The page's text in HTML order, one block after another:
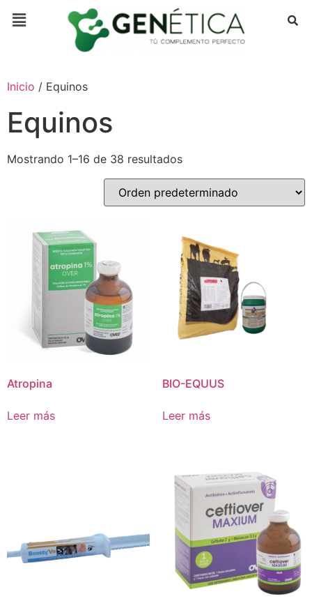
Inicio / Equinos
Equinos
Mostrando 1–16 de 38 resultados
Atropina
Leer más
BIO-EQUUS
Leer más